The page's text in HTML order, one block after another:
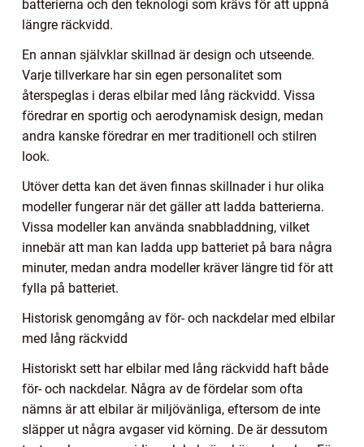
batterierna och den teknologi som krävs för att uppnå
längre räckvidd.
En annan självklar skillnad är design och utseende.
Varje tillverkare har sin egen personalitet som
återspeglas i deras elbilar med lång räckvidd. Vissa
föredrar en sportig och aerodynamisk design, medan
andra kanske föredrar en mer traditionell och stilren
look.
Utöver detta kan det även finnas skillnader i hur olika
modeller fungerar när det gäller att ladda batterierna.
Vissa modeller kan använda snabbladdning, vilket
innebär att man kan ladda upp batteriet på bara några
minuter, medan andra modeller kräver längre tid för att
fylla på batteriet.
Historisk genomgång av för- och nackdelar med elbilar
med lång räckvidd
Historiskt sett har elbilar med lång räckvidd haft både
för- och nackdelar. Några av de fördelar som ofta
nämns är att elbilar är miljövänliga, eftersom de inte
släpper ut några avgaser vid körning. De är dessutom